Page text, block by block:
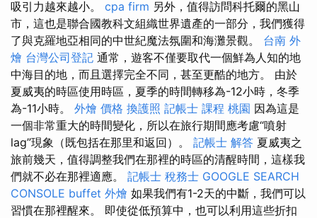
吸引力越來越小。 cpa firm 另外，值得訪問科托爾的黑山
市，這也是聯合國教科文組織世界遺產的一部分，我們獲得
了與克羅地亞相同的中世紀魔法氛圍和海灘景觀。 台南 外
燴 台灣公司登記 通常，遊客不僅要取代一個鮮為人知的地
中海目的地，而且選擇完全不同，甚至更酷的地方。 由於
夏威夷的時區使用時區，夏季的時間轉移為-12小時，冬季
為-11小時。 外燴 價格 換護照 記帳士 課程 桃園 因為這是
一個非常重大的時間變化，所以在旅行期間應考慮“噴射
lag”現象（既包括在那里和返回）。 記帳士 解答 夏威夷之
旅前幾天，值得調整我們在那裡的時區的清醒時間，這樣我
們就不必在那裡適應。 記帳士 稅務士 GOOGLE SEARCH
CONSOLE buffet 外燴 如果我們有1-2天的中斷，我們可以
習慣在那裡醒來。 即使從低預算中，也可以利用這些折扣